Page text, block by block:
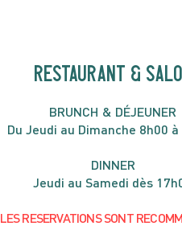
RESTAURANT &
BRUNCH & DÉJEUNER
Du Jeudi au Dimanche 8h00 à
DINNER
Jeudi au Samedi dès
LES RESERVATIONSSONT R